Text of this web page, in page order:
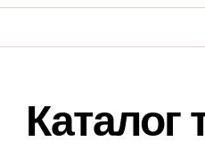
Каталог